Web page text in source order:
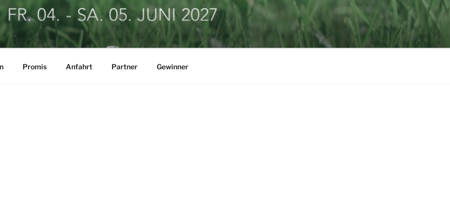
BUSINESSCUP
Promis Anfahrt Partner Gewinner